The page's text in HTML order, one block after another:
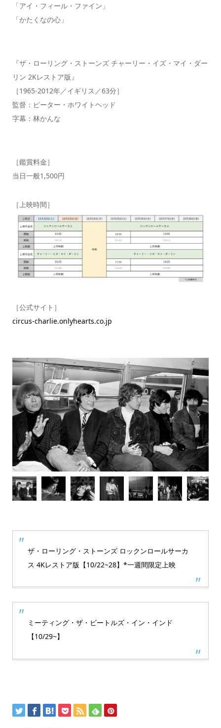
「アイ・フィール・ファイン」
「かたくなの心」
『ザ・ローリング・ストーンズ チャーリー・イズ・マイ・ダー
リン 2Kレストア版』
［1965-2012年／イギリス／63分］
監督：ピーター・ホワイトヘッド
字幕：林かんな
［鑑賞料金］
当日一般1,500円
［上映時間］
［公式サイト］
circus-charlie.onlyhearts.co.jp

ザ・ローリング・ストーンズ ロックンロールサーカ
ス 4Kレストア版【10/22~28】*一週間限定上映
ミーティング・ザ・ビートルズ・イン・インド
【10/29~】